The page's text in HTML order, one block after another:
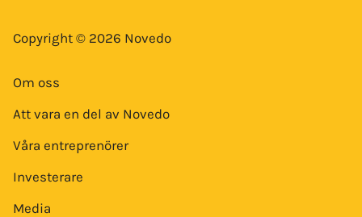
Copyright © 2026 Novedo
Om oss
Att vara en del av Novedo
Våra entreprenörer
Investerare
Media